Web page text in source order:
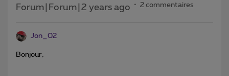
Forum|Forum|2 years ago 2 commentaires
Jon_02
Bonjour,